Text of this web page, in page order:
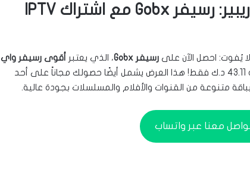
عرض حصري من ستلايت ريبير: رسيفر Gobx مع اشتراك IPTV
يُفوت: احصل الآن على رسيفر Gobx ، الذي يعتبر أقوى رسيفر واي
متنوعة من القنوات والأفلام والمسلسلات بجودة عالية.
معنا عبر واتساب